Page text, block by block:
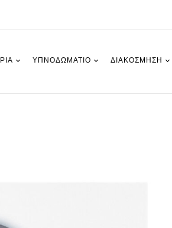
ΥΠΝΟΔΩΜΆΤΙΟ ΔΙΑΚΌΣΜΗΣΗ